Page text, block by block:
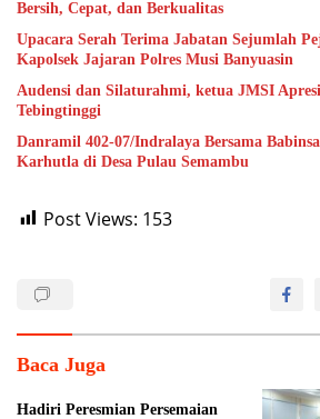
Bersih, Cepat, dan Berkualitas
Upacara Serah Terima Jabatan Sejumlah
Kapolsek Jajaran Polres Musi Banyuasin
Audensi dan Silaturahmi, ketua JMSI
Tebingtinggi
Danramil 402-07/Indralaya Bersama
Karhutla di Desa Pulau Semambu
Post Views: 153
Baca Juga
Hadiri Peresmian Persemaian